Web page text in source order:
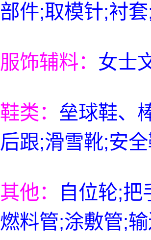
部件;取模针;衬
服饰辅料： 女士
鞋类： 垒球鞋、
后跟;滑雪靴;安
其他：
自位轮;
燃料管;涂敷管;